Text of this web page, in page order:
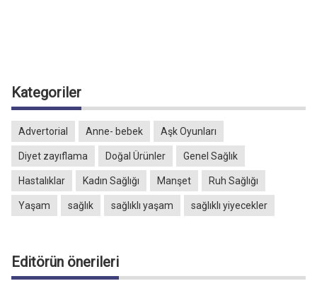
Kategoriler
Advertorial Anne- bebek Aşk Oyunları
Diyet zayıflama Doğal Ürünler Genel Sağlık
Hastalıklar Kadın Sağlığı Manşet Ruh Sağlığı
Yaşam sağlık sağlıklı yaşam sağlıklı yiyecekler
Editörün önerileri